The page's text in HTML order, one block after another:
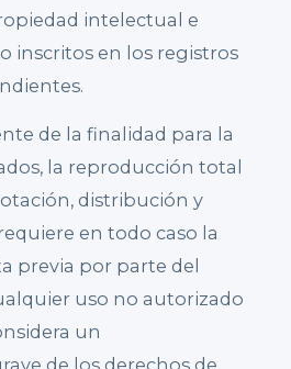
intelectual e
inscritos en los registros
de la finalidad para la
la reproducción total
distribución y
en todo caso la
previa por parte del
uso no autorizado
un
de los derechos de